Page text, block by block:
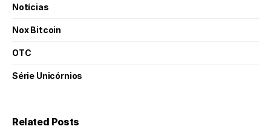
Notícias
Nox Bitcoin
OTC
Série Unicórnios
Related Posts